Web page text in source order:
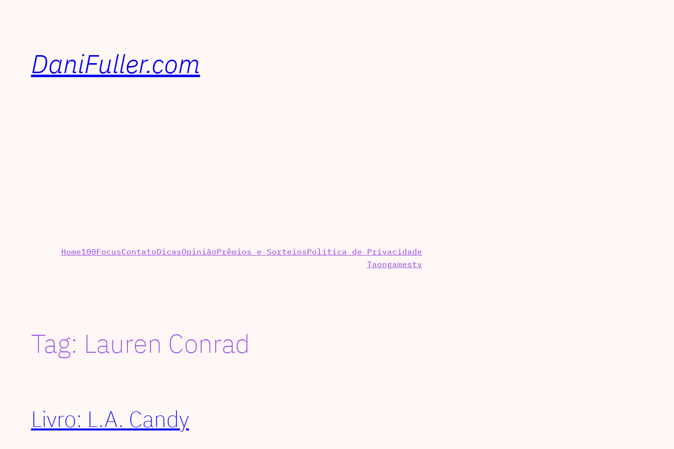
DaniFuller.com
Home100FocusContatoDicasOpiniãoPrêmios e SorteiosPolítica de Privacidade
Taongamestv
Tag: Lauren Conrad
Livro: L.A. Candy